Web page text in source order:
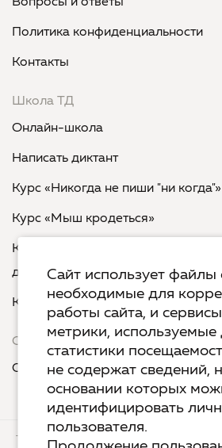
Политика конфиденциальности
Контакты
Школа ТД
Онлайн-школа
Написать диктант
Курс «Никогда не пиши "ни когда"»
Курс «Мыш кродеться»
Курс «Русская пунктуация:
двоеточия»
Курс «Я пишу - мне отвечают»
Сервисы
Организовать акцию в своем
ТЕХ.ПОДДЕРЖКА
Сайт использует файлы
необходимые для
работы сайта, и
метрики, используемые
статистики
не содержат сведений,
основании которых
идентифицировать
пользователя.